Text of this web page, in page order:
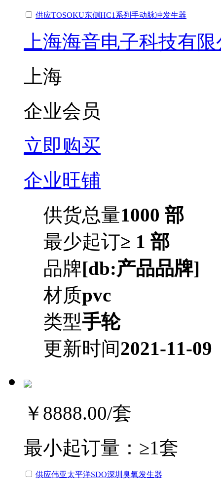
供应TOSOKU东侧HC1系列手动脉冲发生器
上海海音电子科技有
上海
企业会员
立即购买
企业旺铺
供货总量1000 部
最少起订≥ 1 部
品牌[db:产品品牌]
材质pvc
类型手轮
更新时间2021-11-09
￥8888.00/套
最小起订量： ≥1套
供应伟亚太平洋SDO深圳臭氧发生器